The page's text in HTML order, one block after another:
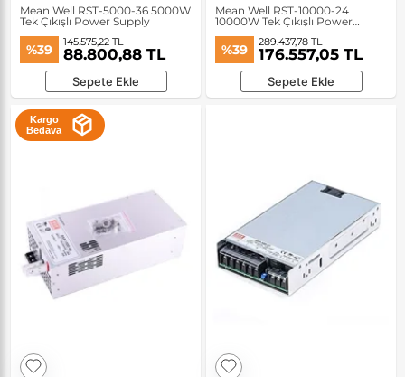
Mean Well RST-5000-36 5000W
Tek Çıkışlı Power Supply
%39 145.575,22 TL
88.800,88 TL
Sepete Ekle
Mean Well RST-10000-24
10000W Tek Çıkışlı Power
%39 289.437,78 TL
176.557,05 TL
Sepete Ekle
Kargo
Bedava